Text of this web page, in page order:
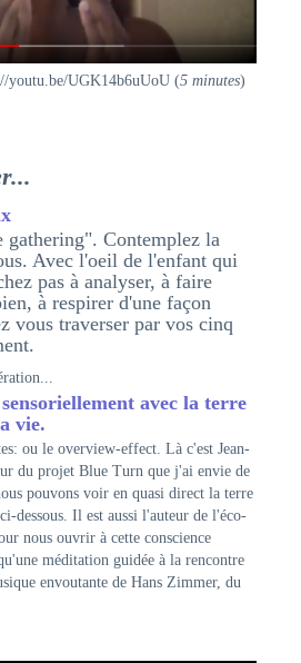
youtu.be/UGK14b6uUoU (5 minutes)
gathering". Contemplez la
Avec l'oeil de l'enfant qui
pas à analyser, à faire
à respirer d'une façon
vous traverser par vos cinq
avec la terre
vie.
ou le overview-effect. Là c'est Jean-
du projet Blue Turn que j'ai envie de
pouvons voir en quasi direct la terre
dessous. Il est aussi l'auteur de l'éco-
nous ouvrir à cette conscience
méditation guidée à la rencontre
envoutante de Hans Zimmer, du